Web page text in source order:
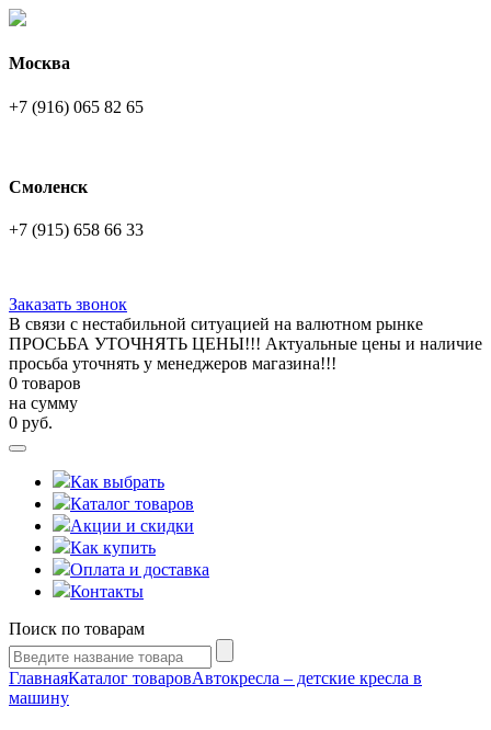
Москва
+7 (916) 065 82 65
Смоленск
+7 (915) 658 66 33
Заказать звонок
В связи с нестабильной ситуацией на валютном рынке
ПРОСЬБА УТОЧНЯТЬ ЦЕНЫ!!! Актуальные цены и наличие
просьба уточнять у менеджеров магазина!!!
0 товаров
на сумму
0 руб.
Как выбрать
Каталог товаров
Акции и скидки
Как купить
Оплата и доставка
Контакты
Поиск по товарам
ГлавнаяКаталог товаровАвтокресла – детские кресла в
машину